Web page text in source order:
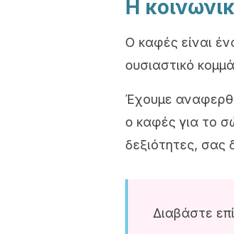
Η
Ο καφές είναι
ουσιαστικό
Έχουμε
ο καφές για το
δεξιότητες, σας
Διαβάστε